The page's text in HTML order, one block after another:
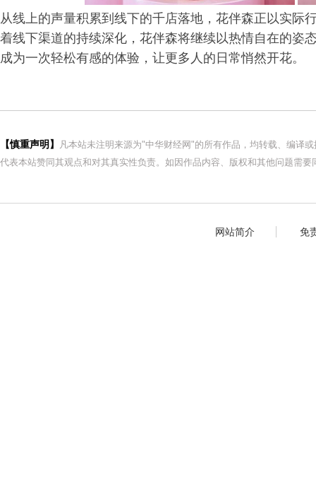
从线上的声量积累到线下的千店落地，花伴森正以实际
着线下渠道的持续深化，花伴森将继续以热情自在的姿
成为一次轻松有感的体验，让更多人的日常悄然开花。
【慎重声明】
凡本站未注明来源为"中华财经网"的所有作品，均转载、编译
代表本站赞同其观点和对其真实性负责。如因作品内容、版权和其他问题需
网站简介 免